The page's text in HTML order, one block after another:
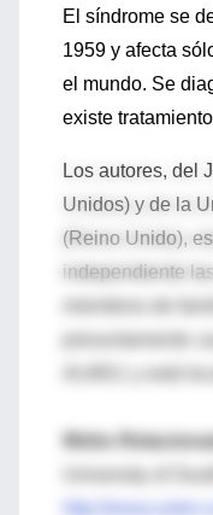
El síndrome se
1959 y afecta
el mundo. Se
existe
Los autores, del
Unidos) y de la
(Reino Unido),
independiente
miembros de
Webs